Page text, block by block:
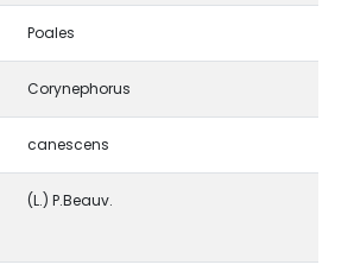
Poales
Corynephorus
canescens
(L.) P.Beauv.